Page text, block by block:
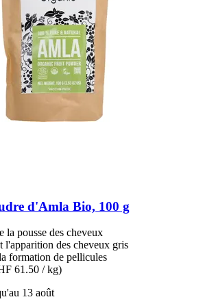
d'Amla Bio, 100 g
la pousse des cheveux
l'apparition des cheveux gris
formation de pellicules
61.50 / kg)
13 août